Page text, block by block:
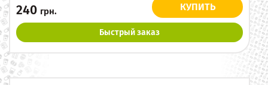
240 грн. КУПИТЬ
Быстрый заказ